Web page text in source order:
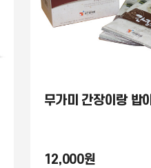
무가미 간장이랑 밥
12,000원